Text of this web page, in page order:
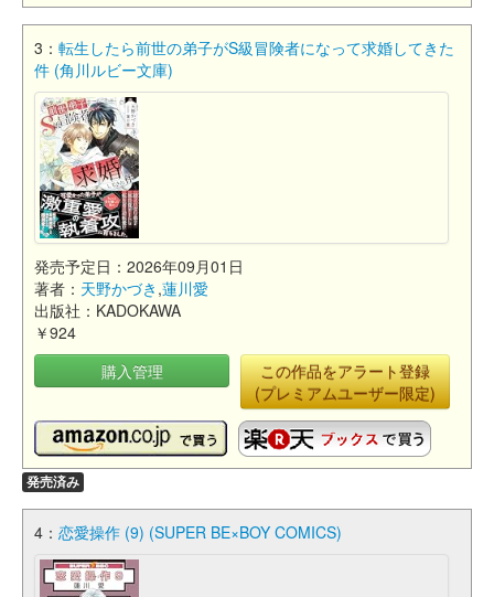
3： 転生したら前世の弟子がS級冒険者になって求婚してきた
件 (角川ルビー文庫)
発売予定日：2026年09月01日
著者： 天野かづき ,蓮川愛
出版社：KADOKAWA
￥924
購入管理
この作品をアラート登録
(プレミアムユーザー限定)
発売済み
4： 恋愛操作 (9) (SUPER BE×BOY COMICS)